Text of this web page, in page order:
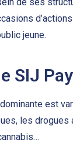
jeune.
SIJ
est
les drogues